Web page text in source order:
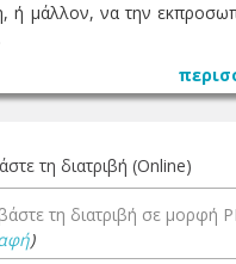
ή μάλλον, να την
τη διατριβή (Online)
τη διατριβή σε μορφή
)